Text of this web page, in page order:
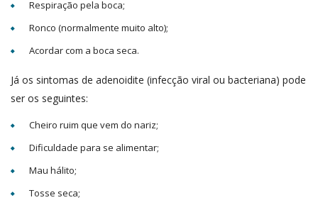
Respiração pela boca;
Ronco (normalmente muito alto);
Acordar com a boca seca.
Já os sintomas de adenoidite (infecção viral ou bacteriana) pode
ser os seguintes:
Cheiro ruim que vem do nariz;
Dificuldade para se alimentar;
Mau hálito;
Tosse seca;